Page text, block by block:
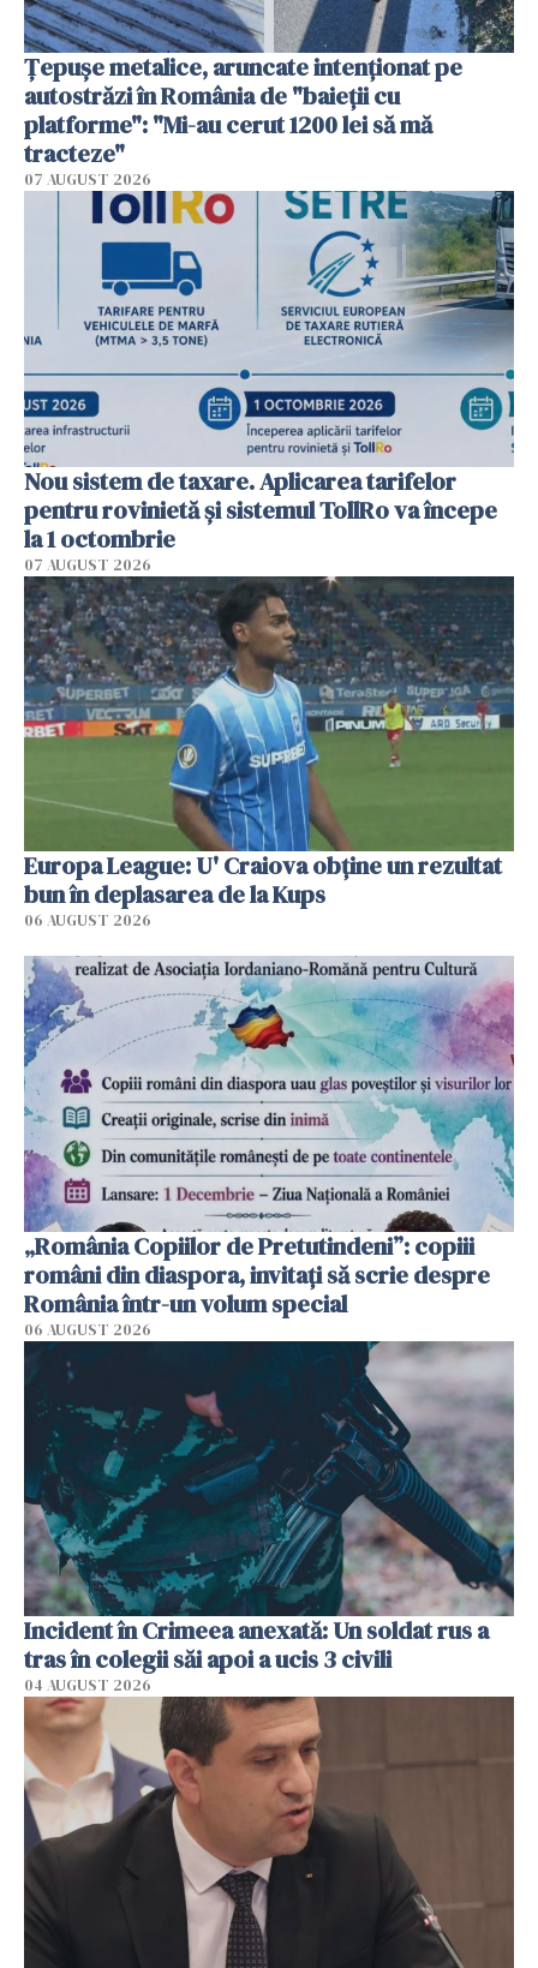
Țepușe metalice, aruncate intenționat pe
autostrăzi în România de "baieții cu
platforme": "Mi-au cerut 1200 lei să mă
tracteze"
07 AUGUST 2026
Nou sistem de taxare. Aplicarea tarifelor
pentru rovinietă şi sistemul TollRo va începe
la 1 octombrie
07 AUGUST 2026
Europa League: U' Craiova obține un rezultat
bun în deplasarea de la Kups
06 AUGUST 2026
„România Copiilor de Pretutindeni”: copiii
români din diaspora, invitați să scrie despre
România într-un volum special
06 AUGUST 2026
Incident în Crimeea anexată: Un soldat rus a
tras în colegii săi apoi a ucis 3 civili
04 AUGUST 2026